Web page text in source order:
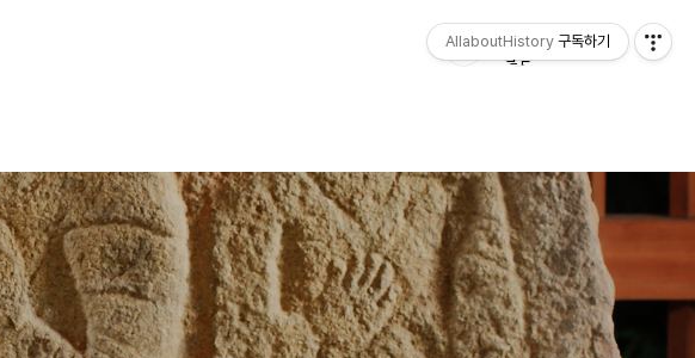
AllaboutHistory 구독하기